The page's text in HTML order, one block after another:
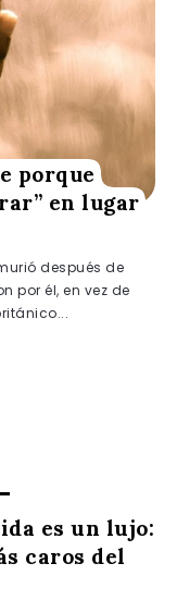
porque
en lugar
después de
por él, en vez de
es un lujo:
caros del